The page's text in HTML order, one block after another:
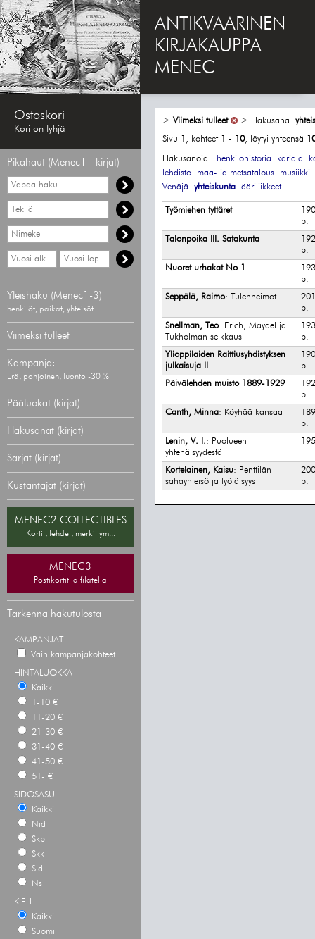
ANTIKVAARINEN
KIRJAKAUPPA
MENEC
Ostoskori
Kori on tyhjä
Pikahaut (Menec1 - kirjat)
Vapaa
haku
Hae
tekijää
Hae
nimekettä
Hae
vähimmäisvuosi
Hae
enimmäisvuosi
Yleishaku (Menec1-3)
henkilöt, paikat, yhteisöt
Viimeksi tulleet
Kampanja:
Erä, pohjoinen, luonto -30 %
Pääluokat (kirjat)
Hakusanat (kirjat)
Sarjat (kirjat)
Kustantajat (kirjat)
MENEC2 COLLECTIBLES
Kortit, lehdet, merkit ym...
MENEC3
Postikortit ja filatelia
Tarkenna hakutulosta
KAMPANJAT
Vain kampanjakohteet
HINTALUOKKA
Kaikki
1-10 €
11-20 €
21-30 €
31-40 €
41-50 €
51- €
SIDOSASU
Kaikki
Nid
Skp
Skk
Sid
Ns
KIELI
Kaikki
Suomi
> Viimeksi tulleet > Hakusana:
Sivu 1 , kohteet 1 - 10, löytyi yhteensä
Hakusanoja: henkilöhistoria karjala
lehdistö
maa- ja metsätalous
musiikki
Venäjä
yhteiskunta ääriliikkeet
Työmiehen tyttäret
p.
Talonpoika III. Satakunta
p.
Nuoret urhakat No 1
p.
Seppälä, Raimo: Tulenheimot
p.
Snellman, Teo: Erich, Maydel ja
Tukholman selkkaus
p.
Ylioppilaiden Raittiusyhdistyksen
julkaisuja II
p.
Päivälehden muisto 1889-1929
p.
Canth, Minna: Köyhää kansaa
p.
Lenin, V. I.: Puolueen
yhtenäisyydestä
Kortelainen, Kaisu: Penttilän
sahayhteisö ja työläisyys
p.